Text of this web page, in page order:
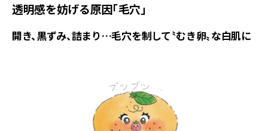
透明感を妨げる原因「毛穴」
開き、黒ずみ、詰まり…毛穴を制して〝むき卵〟な白肌に